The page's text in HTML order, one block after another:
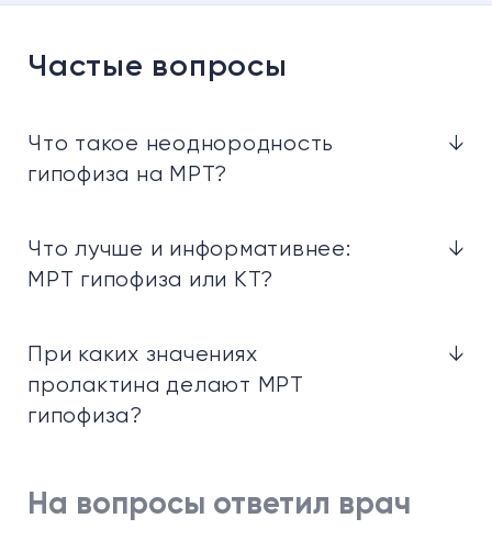
Частые вопросы
Что такое неоднородность
гипофиза на МРТ?
↓
Что лучше и информативнее:
МРТ гипофиза или КТ?
↓
При каких значениях
пролактина делают МРТ
гипофиза?
↓
На вопросы ответил врач